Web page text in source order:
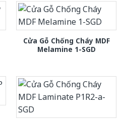
Cửa Gỗ Chống Cháy MDF
Melamine 1-SGD